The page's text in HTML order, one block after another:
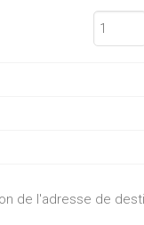
de l'adresse de